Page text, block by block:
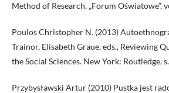
Method of Research. „Forum Oświatowe”,
Poulos Christopher N. (2013)
Trainor, Elisabeth Graue, eds., Reviewing
the Social Sciences. New York: Routledge,
Przybysławski Artur (2010) Pustka jest